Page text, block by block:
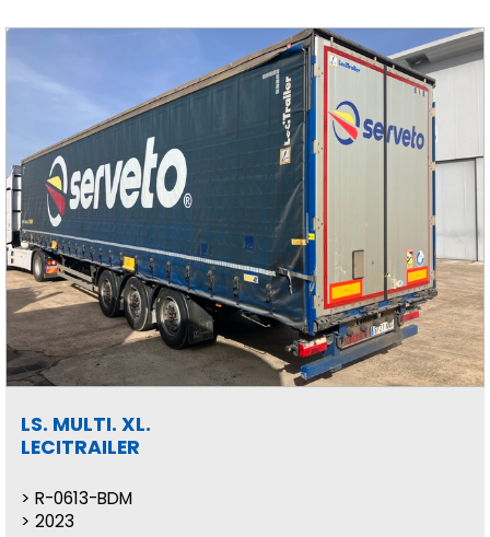
LS. MULTI. XL.
LECITRAILER
R-0613-BDM
2023